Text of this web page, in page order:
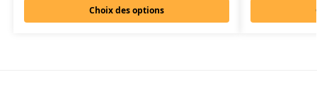
Choix des options